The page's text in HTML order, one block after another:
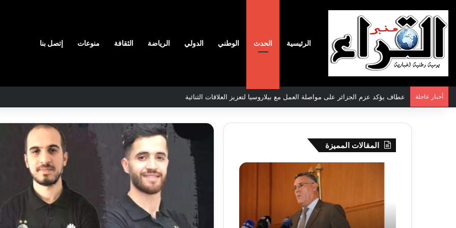
الرئيسية الحدث الوطني الدولي الرياضة الثقافة منوعات إتصل بنا
أخبار عاجلة سعيود يشدد على إلزامية استكمال جميع عمليات تعويض متضرري حرائق الغابات قبل نهاية شهر أوت
المقالات المميزة
عمل
بلعباس
2026-08-07